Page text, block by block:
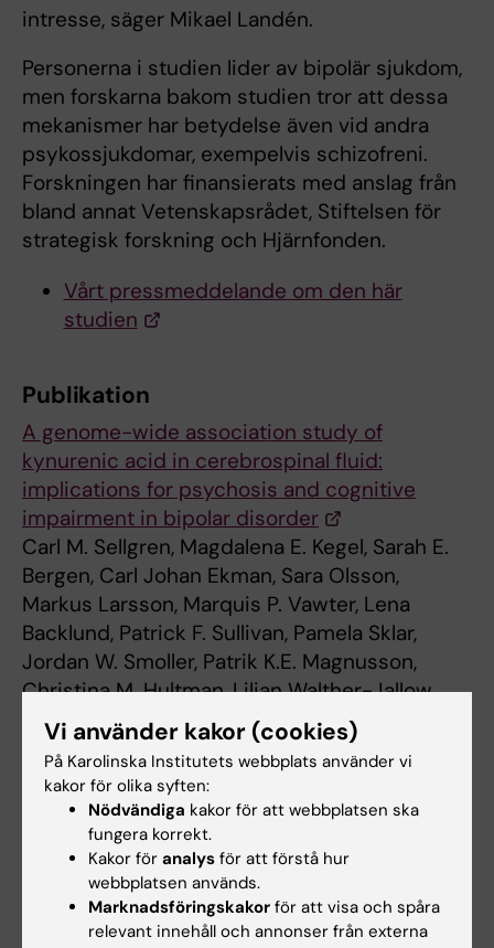
intresse, säger Mikael Landén.
Personerna i studien lider av bipolär sjukdom,
men forskarna bakom studien tror att dessa
mekanismer har betydelse även vid andra
psykossjukdomar, exempelvis schizofreni.
Forskningen har finansierats med anslag från
bland annat Vetenskapsrådet, Stiftelsen för
strategisk forskning och Hjärnfonden.
Vårt pressmeddelande om den här
studien
Publikation
A genome-wide association study of
kynurenic acid in cerebrospinal fluid:
implications for psychosis and cognitive
impairment in bipolar disorder
Carl M. Sellgren, Magdalena E. Kegel, Sarah E.
Bergen, Carl Johan Ekman, Sara Olsson,
Markus Larsson, Marquis P. Vawter, Lena
Backlund, Patrick F. Sullivan, Pamela Sklar,
Jordan W. Smoller, Patrik K.E. Magnusson,
Christina M. Hultman, Lilian Walther-Jallow,
Camilla I. Svensson, Paul Lichtenstein, Martin
Schalling, Göran Engberg, Sophie Erhardt,
Mikael Landén
Molecular Psychiatry,online 15 December
2015, doi of 10.1038/MP.2015.186
Genetik Psykisk ohälsa
Vi använder kakor (cookies)
På Karolinska Institutets webbplats använder vi
kakor för olika syften:
Nödvändiga kakor för att webbplatsen ska
fungera korrekt.
Kakor för analys för att förstå hur
webbplatsen används.
Marknadsföringskakor för att visa och spåra
relevant innehåll och annonser från externa